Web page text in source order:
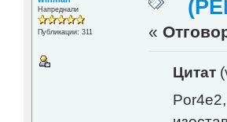
Напреднали
Публикации: 311 «
Цитат